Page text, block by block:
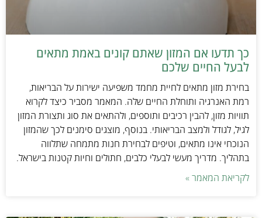
כך תדעו אם המזון שאתם קונים באמת מתאים
לבעל החיים שלכם
בחירת מזון מתאים לחיית מחמד משפיעה ישירות על הבריאות,
רמת האנרגיה ותוחלת החיים שלה. המאמר מסביר כיצד לקרוא
תוויות מזון, להבין רכיבים ותוספים, ולהתאים את סוג ותצורת המזון
לגיל, לגודל ולמצב הבריאותי. בנוסף, מוצגים סימנים לכך שהמזון
הנוכחי אינו מתאים, וטיפים לבחירת חנות מתמחה שתלווה
בתהליך. מדריך מעשי לבעלי כלבים, חתולים וחיות קטנות בישראל.
לקריאת המאמר »